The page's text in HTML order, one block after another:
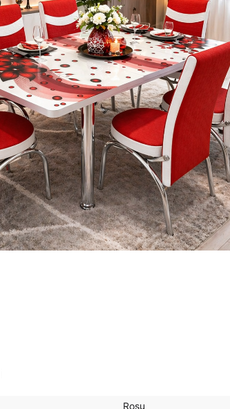
Rosu